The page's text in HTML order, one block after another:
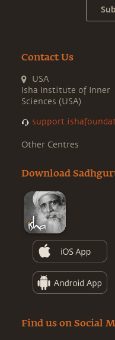
Contact Us
USA
Isha Institute of Inner
Sciences (USA)
Other Centres
Download
Find us on Social